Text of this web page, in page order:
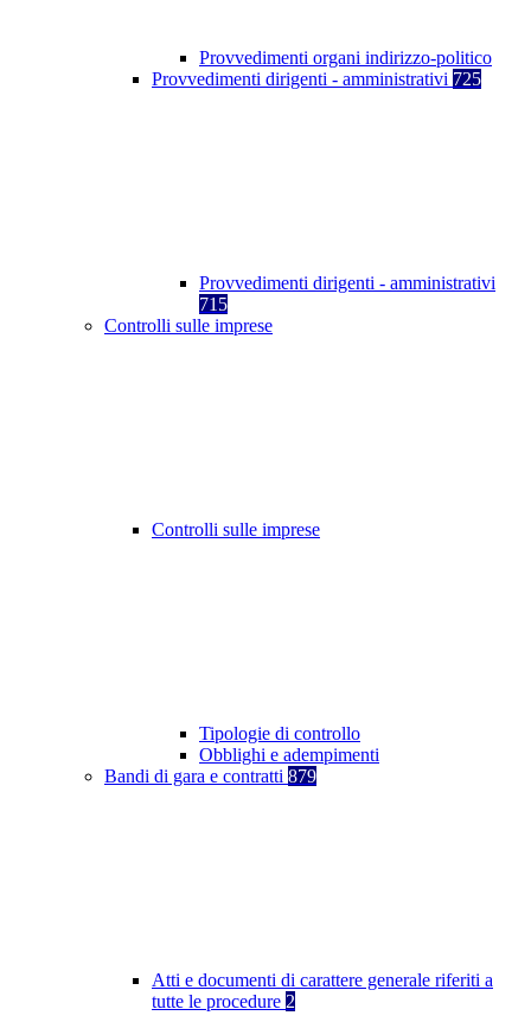
Provvedimenti organi indirizzo-politico
Provvedimenti dirigenti - amministrativi 725
Provvedimenti dirigenti - amministrativi
715
Controlli sulle imprese
Controlli sulle imprese
Tipologie di controllo
Obblighi e adempimenti
Bandi di gara e contratti 879
Atti e documenti di carattere generale riferiti a
tutte le procedure 2